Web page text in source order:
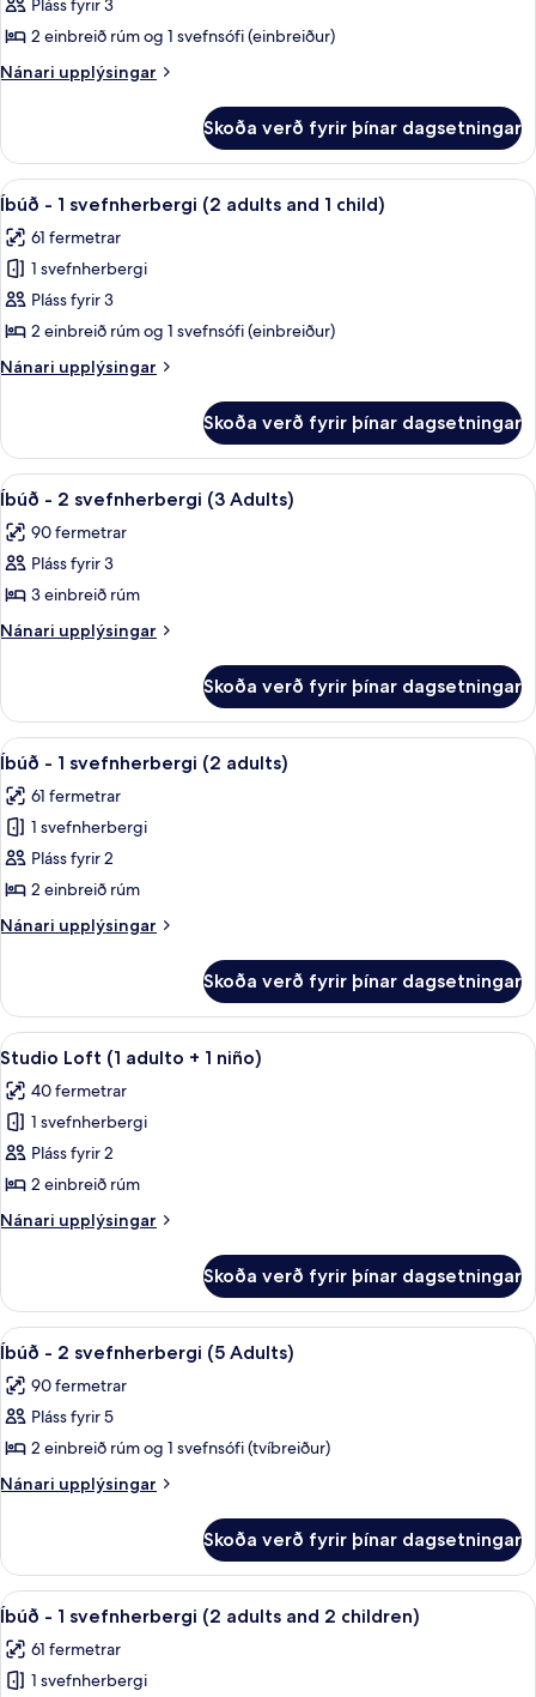
Íbúð
-
1
svefnherbergi
adults)
Pláss fyrir 3
2 einbreið rúm og 1 svefnsófi (einbreiður)
Nánari upplýsingar
Nánari
-
svefnherbergi
adults)
Skoða verð fyrir þínar dagsetningar
Skoða
allar
myndir
fyrir
Íbúð
-
1
svefnherbergi
adults
and
1
child)
Ofnæmisprófaður sængurfatnaður,
10
Íbúð - 1 svefnherbergi (2 adults and 1 child)
61 fermetrar
1 svefnherbergi
Pláss fyrir 3
2 einbreið rúm og 1 svefnsófi (einbreiður)
Nánari upplýsingar
Nánari
-
svefnherbergi
adults
and
child)
Skoða verð fyrir þínar dagsetningar
Skoða
allar
myndir
fyrir
Íbúð
-
(3
Adults)
Ofnæmisprófaður sængurfatnaður,
10
Íbúð - 2 svefnherbergi (3 Adults)
90 fermetrar
Pláss fyrir 3
3 einbreið rúm
Nánari upplýsingar
Nánari
-
svefnherbergi
Adults)
Skoða verð fyrir þínar dagsetningar
Skoða
allar
myndir
fyrir
Íbúð
-
1
svefnherbergi
adults)
Ofnæmisprófaður sængurfatnaður,
10
Íbúð - 1 svefnherbergi (2 adults)
61 fermetrar
1 svefnherbergi
Pláss fyrir 2
2 einbreið rúm
Nánari upplýsingar
Nánari
-
svefnherbergi
adults)
Skoða verð fyrir þínar dagsetningar
Skoða
allar
myndir
fyrir
Studio
Loft
(1
adulto
1
niño)
Ofnæmisprófaður sængurfatnaður,
10
Studio Loft (1 adulto + 1 niño)
40 fermetrar
1 svefnherbergi
Pláss fyrir 2
2 einbreið rúm
Nánari upplýsingar
Nánari
Loft
(1
adulto
niño)
Skoða verð fyrir þínar dagsetningar
Skoða
allar
myndir
fyrir
Íbúð
-
(5
Adults)
Ofnæmisprófaður sængurfatnaður,
10
Íbúð - 2 svefnherbergi (5 Adults)
90 fermetrar
Pláss fyrir 5
2 einbreið rúm og 1 svefnsófi (tvíbreiður)
Nánari upplýsingar
Nánari
-
svefnherbergi
Adults)
Skoða verð fyrir þínar dagsetningar
Skoða
allar
myndir
fyrir
Ofnæmisprófaður sængurfatnaður,
10
Íbúð - 1 svefnherbergi (2 adults and 2 children)
61 fermetrar
1 svefnherbergi